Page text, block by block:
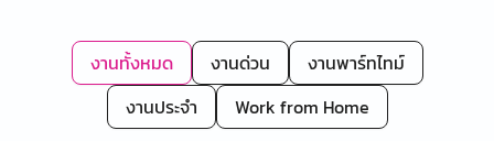
งานทั้งหมด งานด่วน
งานพาร์ทไทม์
งานประจำ
Work from Home